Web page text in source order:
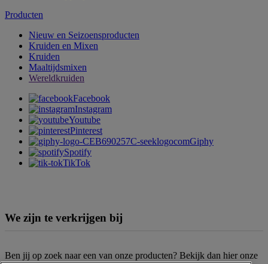
Producten
Nieuw en Seizoensproducten
Kruiden en Mixen
Kruiden
Maaltijdsmixen
Wereldkruiden
Facebook
Instagram
Youtube
Pinterest
Giphy
Spotify
TikTok
We zijn te verkrijgen bij
Ben jij op zoek naar een van onze producten? Bekijk dan hier onze